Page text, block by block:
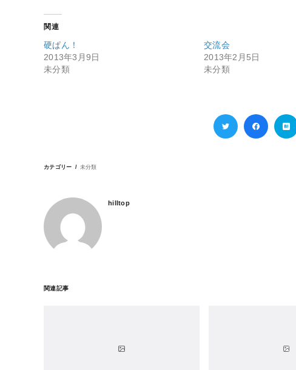
関連
硬ぱん！
2013年3月9日
未分類
交流会
2013年2月5日
未分類
カテゴリー 未分類
hilltop
関連記事